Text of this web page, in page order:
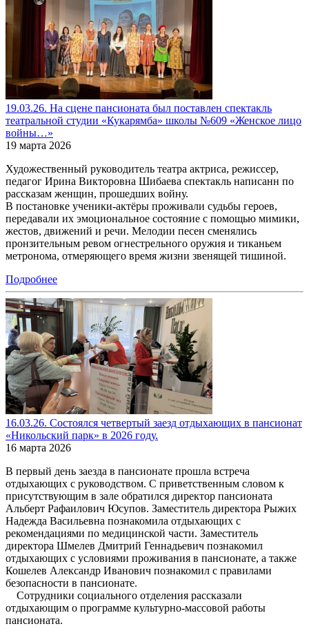
19.03.26. На сцене пансионата был поставлен спектакль
театральной студии «Кукарямба» школы №609 «Женское лицо
войны…»
19 марта 2026
Художественный руководитель театра актриса, режиссер,
педагог Ирина Викторовна Шибаева спектакль написанн по
рассказам женщин, прошедших войну.
В постановке ученики-актёры проживали судьбы героев,
передавали их эмоциональное состояние с помощью мимики,
жестов, движений и речи. Мелодии песен сменялись
пронзительным ревом огнестрельного оружия и тиканьем
метронома, отмеряющего время жизни звенящей тишиной.
Подробнее
16.03.26. Состоялся четвертый заезд отдыхающих в пансионат
«Никольский парк» в 2026 году.
16 марта 2026
В первый день заезда в пансионате прошла встреча
отдыхающих с руководством. С приветственным словом к
присутствующим в зале обратился директор пансионата
Альберт Рафаилович Юсупов. Заместитель директора Рыжих
Надежда Васильевна познакомила отдыхающих с
рекомендациями по медицинской части. Заместитель
директора Шмелев Дмитрий Геннадьевич познакомил
отдыхающих с условиями проживания в пансионате, а также
Кошелев Александр Иванович познакомил с правилами
безопасности в пансионате.
Сотрудники социального отделения рассказали
отдыхающим о программе культурно-массовой работы
пансионата.